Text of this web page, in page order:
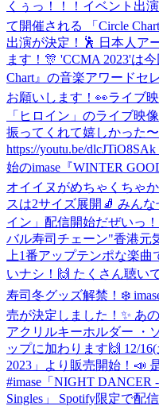
くぅっ！！！ イベント出
て開催される 「Circle
出演が決定！🕺 日本人ア
ます！🎊 'CCMA 2023'は
Chart』の音楽アワードセ
お願いします！👀ライブ
「ヒロイン」のライブ映
振ってくれて嬉しかった
https://youtu.be/
始のimase『WINTER
オイイヌがめちゃくちゃ
スは2サイズ展開🧦 みん
イン」配信開始だぜいっ！
バル寿司チェーン"香港元
上1番アップテンポな楽
いナシ！🙌 たくさん聴い
寿司 冬グッズ解禁！❄️
売が決定しました！✨ あ
アクリルキーホルダー ・
ップに加わります🙌 12/
2023」より販売開始！📣
#imase 「NIGHT DANCER
Singles」 Spotify限定で配